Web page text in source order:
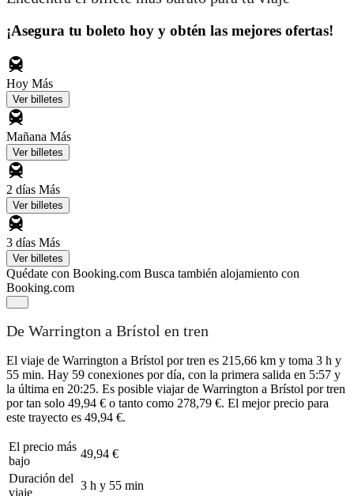
¡Asegura tu boleto hoy y obtén las mejores ofertas!
Hoy Más
Ver billetes
Mañana Más
Ver billetes
2 días Más
Ver billetes
3 días Más
Ver billetes
Quédate con Booking.com Busca también alojamiento con
Booking.com
De Warrington a Brístol en tren
El viaje de Warrington a Brístol por tren es 215,66 km y toma 3 h y
55 min. Hay 59 conexiones por día, con la primera salida en 5:57 y
la última en 20:25. Es posible viajar de Warrington a Brístol por tren
por tan solo 49,94 € o tanto como 278,79 €. El mejor precio para
este trayecto es 49,94 €.
El precio más
bajo
49,94 €
Duración del
viaje
3 h y 55 min